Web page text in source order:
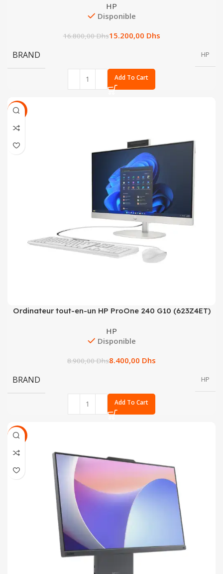
HP
Disponible
16.800,00Dhs15.200,00 Dhs
BRAND HP
Add To Cart
SALE
Ordinateur tout-en-un HP ProOne 240 G10 (623Z4ET)
HP
Disponible
8.900,00Dhs8.400,00 Dhs
BRAND HP
Add To Cart
SALE